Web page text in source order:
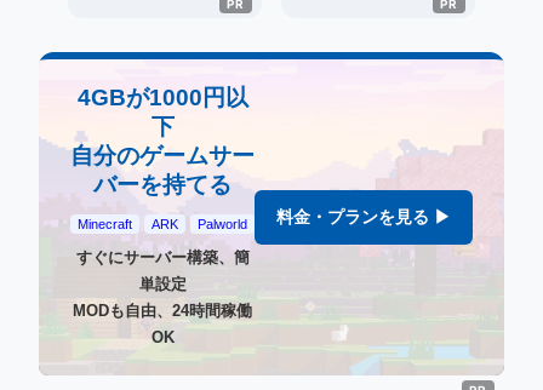
4GBが1000円以
下
自分のゲームサー
バーを持てる
Minecraft ARK Palworld
すぐにサーバー構築、簡
単設定
MODも自由、24時間稼働
OK
料金・プランを見る ▶